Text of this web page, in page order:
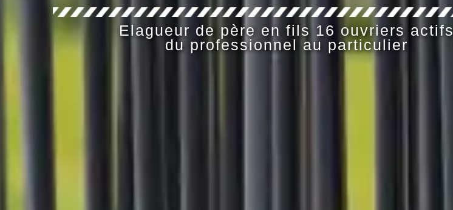
Elagueur de père en fils 16 ouvriers actifs
du professionnel au particulier